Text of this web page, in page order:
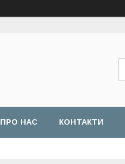
ПРО НАС КОНТАКТИ